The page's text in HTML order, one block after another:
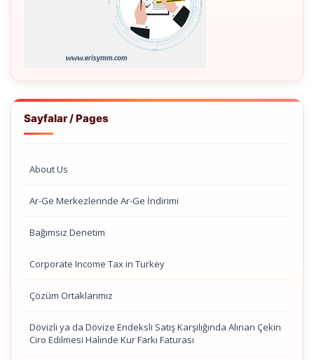
Sayfalar / Pages
About Us
Ar-Ge Merkezlerinde Ar-Ge İndirimi
Bağımsız Denetim
Corporate Income Tax in Turkey
Çözüm Ortaklarımız
Dövizli ya da Dövize Endeksli Satış Karşılığında Alınan Çekin
Ciro Edilmesi Halinde Kur Farkı Faturası